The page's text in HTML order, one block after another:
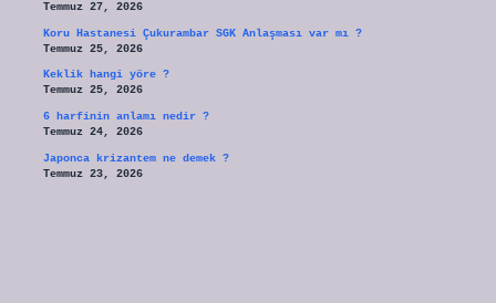
Temmuz 27, 2026
Koru Hastanesi Çukurambar SGK Anlaşması var mı ?
Temmuz 25, 2026
Keklik hangi yöre ?
Temmuz 25, 2026
6 harfinin anlamı nedir ?
Temmuz 24, 2026
Japonca krizantem ne demek ?
Temmuz 23, 2026